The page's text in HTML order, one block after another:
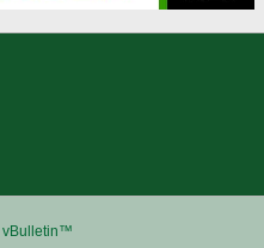
vBulletin™